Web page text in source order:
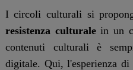
I circoli culturali si
resistenza culturalein un
contenuti culturali è
digitale. Qui, l'esperienza